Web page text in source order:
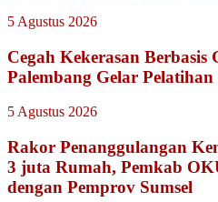
5 Agustus 2026
Cegah Kekerasan Berbasis
Palembang Gelar
5 Agustus 2026
Rakor Penanggulangan
3 juta Rumah, Pemkab
dengan Pemprov Sumsel